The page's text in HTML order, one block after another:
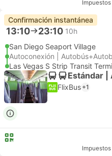
Confirmación instantánea
13:10 23:10 10h
San Diego Seaport Village
Autoconexión |
Las Vegas S Strip Transit
Estándar |
FlixBus +1